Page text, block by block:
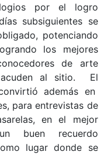
por el logro
subsiguientes se
potenciando
los mejores
de arte
acuden al sitio. El
además en
para entrevistas de
en el mejor
buen recuerdo
lugar donde se